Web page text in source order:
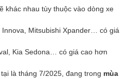
khác nhau tùy thuộc vào dòng xe
Innova, Mitsubishi Xpander… có giá
Kia Sedona… có giá cao hơn
tại là tháng 7/2025, đang trong mùa